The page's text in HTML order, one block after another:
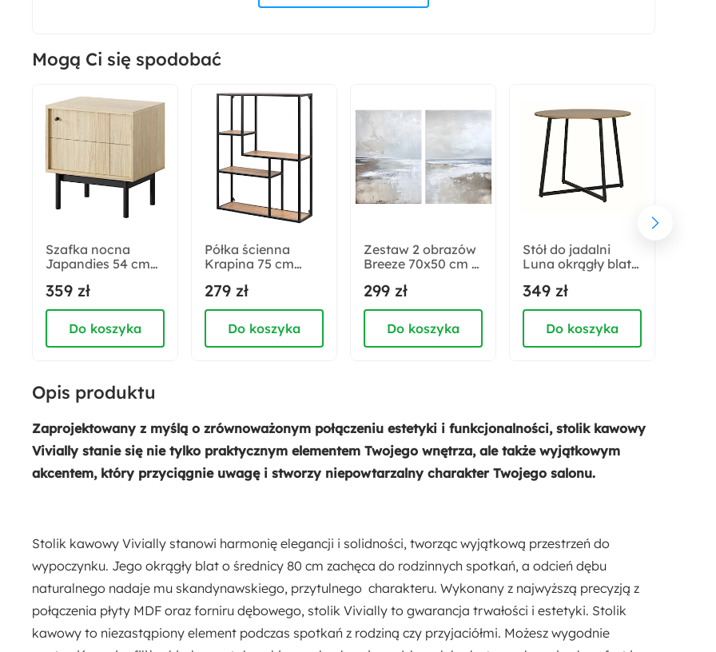
Głębokość:
Materiał nóżek:
Płyta fornirowana
Płyta MDF
Kształt:
Okrągły
Materiał:
Płyta fornirowana Płyta meblowa
Mogą Ci się spodobać
Szafka nocna
Japandies 54 cm
359 zł
Do koszyka
Półka ścienna
Krapina 75 cm
279 zł
Do koszyka
Zestaw 2 obrazów
Breeze 70x50 cm z
malowanymi
elementami
299 zł
Do koszyka
Stół do jadalni
Luna okrągły blat
349 zł
Do koszyka
Opis produktu
Zaprojektowany z myślą o zrównoważonym połączeniu estetyki i funkcjonalności, stolik kawowy
Vivially stanie się nie tylko praktycznym elementem Twojego wnętrza, ale także wyjątkowym
akcentem, który przyciągnie uwagę i stworzy niepowtarzalny charakter Twojego salonu.
Stolik kawowy Vivially stanowi harmonię elegancji i solidności, tworząc wyjątkową przestrzeń do
wypoczynku. Jego okrągły blat o średnicy 80 cm zachęca do rodzinnych spotkań, a odcień dębu
naturalnego nadaje mu skandynawskiego, przytulnego charakteru. Wykonany z najwyższą precyzją z
połączenia płyty MDF oraz forniru dębowego, stolik Vivially to gwarancja trwałości i estetyki. Stolik
kawowy to niezastąpiony element podczas spotkań z rodziną czy przyjaciółmi. Możesz wygodnie